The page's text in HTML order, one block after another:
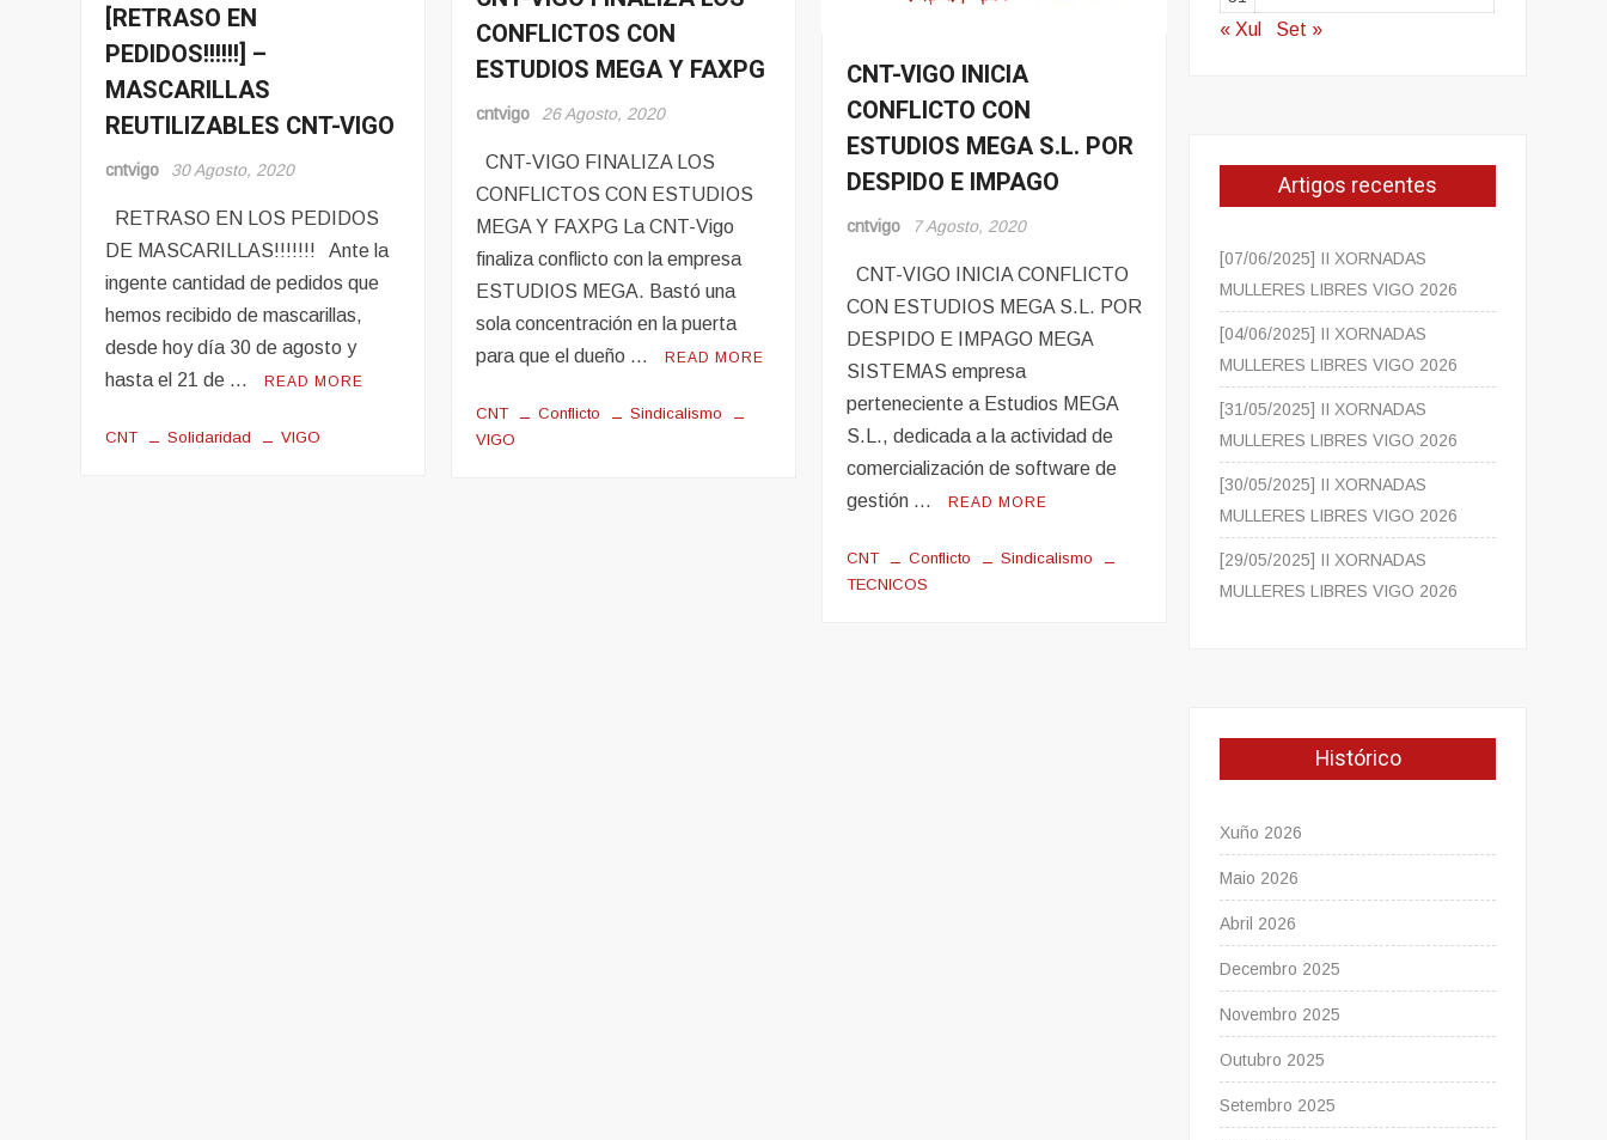
Noticias
[RETRASO EN
PEDIDOS!!!!!!] –
MASCARILLAS
REUTILIZABLES CNT-VIGO
cntvigo 30 Agosto, 2020
RETRASO EN LOS PEDIDOS
DE MASCARILLAS!!!!!!! Ante la
ingente cantidad de pedidos que
hemos recibido de mascarillas,
desde hoy día 30 de agosto y
hasta el 21 de …
READ MORE
CNT Solidaridad VIGO
Noticias
CONFLICTOS CON
ESTUDIOS MEGA Y FAXPG
cntvigo 26 Agosto, 2020
CNT-VIGO FINALIZA LOS
CONFLICTOS CON ESTUDIOS
MEGA Y FAXPG La CNT-Vigo
finaliza conflicto con la empresa
ESTUDIOS MEGA. Bastó una
sola concentración en la puerta
para que el dueño …
READ MORE
CNT Conflicto
Sindicalismo
VIGO
Conflito
Noticias
CNT-VIGO INICIA
CONFLICTO CON
ESTUDIOS MEGA S.L. POR
DESPIDO E IMPAGO
cntvigo 7 Agosto, 2020
CNT-VIGO INICIA CONFLICTO
CON ESTUDIOS MEGA S.L. POR
DESPIDO E IMPAGO MEGA
SISTEMAS empresa
perteneciente a Estudios MEGA
S.L., dedicada a la actividad de
comercialización de software de
gestión …
READ MORE
CNT Conflicto
Sindicalismo
TECNICOS
« Xul Set »
Artigos recentes
[07/06/2025] II XORNADAS
MULLERES LIBRES VIGO 2026
[04/06/2025] II XORNADAS
MULLERES LIBRES VIGO 2026
[31/05/2025] II XORNADAS
MULLERES LIBRES VIGO 2026
[30/05/2025] II XORNADAS
MULLERES LIBRES VIGO 2026
[29/05/2025] II XORNADAS
MULLERES LIBRES VIGO 2026
Histórico
Xuño 2026
Maio 2026
Abril 2026
Decembro 2025
Novembro 2025
Outubro 2025
Setembro 2025